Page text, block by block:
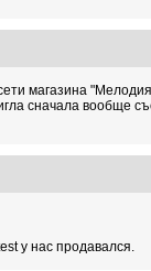
магазина
сначала вообще
у нас продавался.